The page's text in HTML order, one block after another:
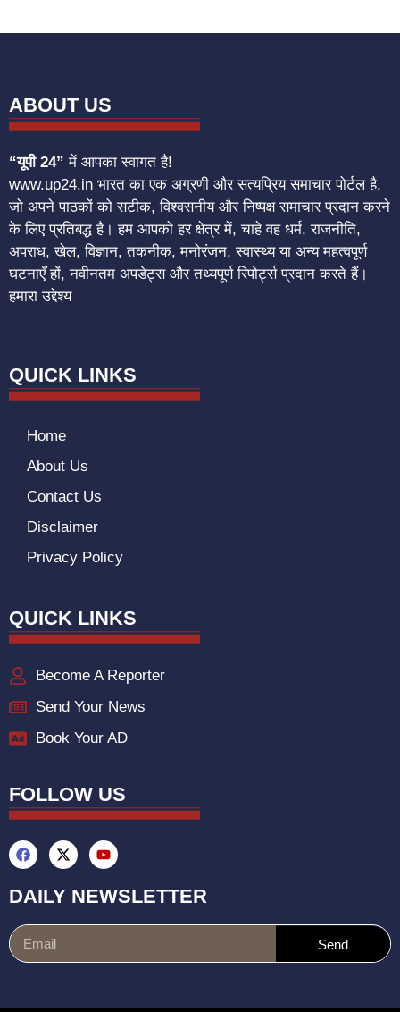
ABOUT US
“यूपी 24” में आपका स्वागत है!
www.up24.in भारत का एक अग्रणी और सत्यप्रिय समाचार पोर्टल है,
जो अपने पाठकों को सटीक, विश्वसनीय और निष्पक्ष समाचार प्रदान करने
के लिए प्रतिबद्ध है। हम आपको हर क्षेत्र में, चाहे वह धर्म, राजनीति,
अपराध, खेल, विज्ञान, तकनीक, मनोरंजन, स्वास्थ्य या अन्य महत्वपूर्ण
घटनाएँ हों, नवीनतम अपडेट्स और तथ्यपूर्ण रिपोर्ट्स प्रदान करते हैं।
हमारा उद्देश्य
QUICK LINKS
Home
About Us
Contact Us
Disclaimer
Privacy Policy
QUICK LINKS
Become A Reporter
Send Your News
Book Your AD
FOLLOW US
DAILY NEWSLETTER
Send